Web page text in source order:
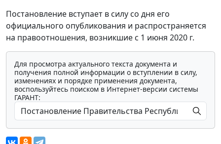
Постановление вступает в силу со дня его
официального опубликования и распространяется
на правоотношения, возникшие с 1 июня 2020 г.
Для просмотра актуального текста документа и
получения полной информации о вступлении в силу,
изменениях и порядке применения документа,
воспользуйтесь поиском в Интернет-версии системы
ГАРАНТ: